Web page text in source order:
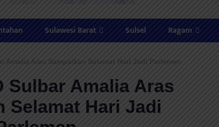
Sulawesi Barat Sulsel Ragam
Amalia Aras Sampaikan Selamat Hari Jadi Parlemen
Sulbar Amalia Aras
Selamat Hari Jadi